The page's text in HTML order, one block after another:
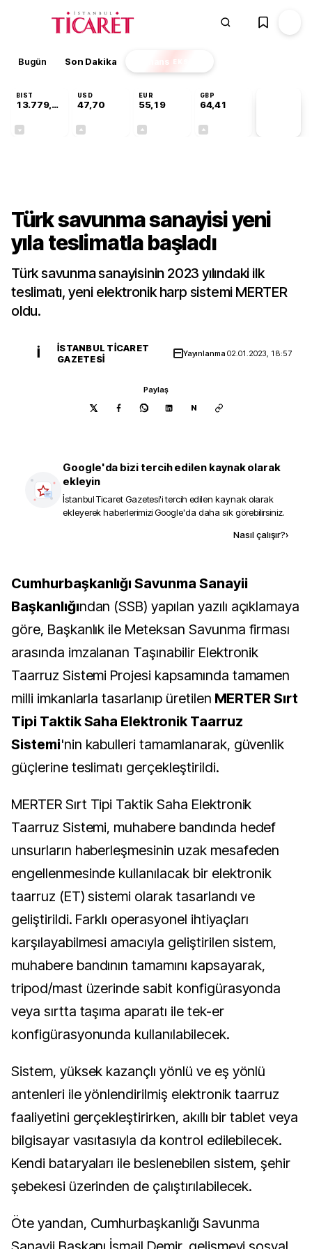
Bugün Son Dakika Finans EKSTRA
BIST
13.779,39
USD
47,70
EUR
55,19
GBP
64,41
Türk savunma sanayisi yeni
yıla teslimatla başladı
Türk savunma sanayisinin 2023 yılındaki ilk
teslimatı, yeni elektronik harp sistemi MERTER
oldu.
İ
İSTANBUL TICARET
GAZETESI
Yayınlanma02.01.2023, 18:57
Paylaş
N
Google'da bizi tercih edilen kaynak olarak
ekleyin
İstanbul Ticaret Gazetesi'i tercih edilen kaynak olarak
ekleyerek haberlerimizi Google'da daha sık görebilirsiniz.
Nasıl çalışır?›
Cumhurbaşkanlığı Savunma Sanayii
Başkanlığından (SSB) yapılan yazılı açıklamaya
göre, Başkanlık ile Meteksan Savunma firması
arasında imzalanan Taşınabilir Elektronik
Taarruz Sistemi Projesi kapsamında tamamen
milli imkanlarla tasarlanıp üretilen MERTER Sırt
Tipi Taktik Saha Elektronik Taarruz
Sistemi'nin kabulleri tamamlanarak, güvenlik
güçlerine teslimatı gerçekleştirildi.
MERTER Sırt Tipi Taktik Saha Elektronik
Taarruz Sistemi, muhabere bandında hedef
unsurların haberleşmesinin uzak mesafeden
engellenmesinde kullanılacak bir elektronik
taarruz (ET) sistemi olarak tasarlandı ve
geliştirildi. Farklı operasyonel ihtiyaçları
karşılayabilmesi amacıyla geliştirilen sistem,
muhabere bandının tamamını kapsayarak,
tripod/mast üzerinde sabit konfigürasyonda
veya sırtta taşıma aparatı ile tek-er
konfigürasyonunda kullanılabilecek.
Sistem, yüksek kazançlı yönlü ve eş yönlü
antenleri ile yönlendirilmiş elektronik taarruz
faaliyetini gerçekleştirirken, akıllı bir tablet veya
bilgisayar vasıtasıyla da kontrol edilebilecek.
Kendi bataryaları ile beslenebilen sistem, şehir
şebekesi üzerinden de çalıştırılabilecek.
Öte yandan, Cumhurbaşkanlığı Savunma